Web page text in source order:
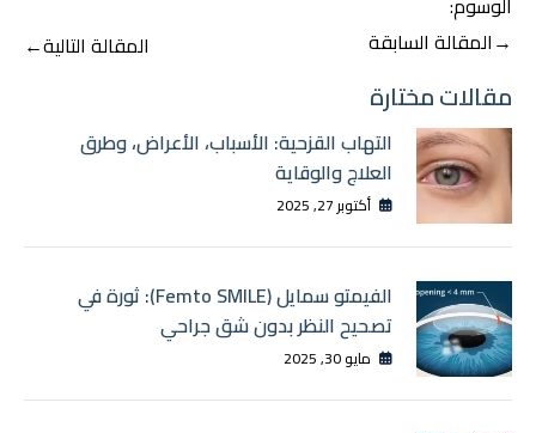
تصفّح
المقالات
→المقالة السابقة المقالة التالية←
مقالات مختارة
التهاب القزحية: الأسباب، الأعراض، وطرق
العلاج والوقاية
أكتوبر 27, 2025
الفيمتو سمايل (Femto SMILE): ثورة في
تصحيح النظر بدون شق جراحي
مايو 30, 2025